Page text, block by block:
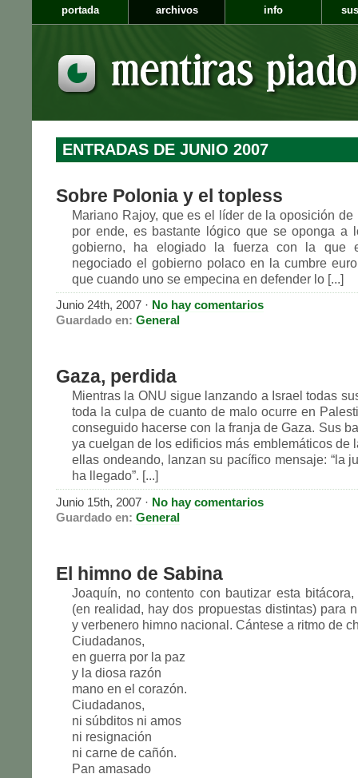
portada archivos info
ENTRADAS DE JUNIO 2007
Sobre Polonia y el topless
Mariano Rajoy, que es el líder de la oposición de
por ende, es bastante lógico que se oponga a
gobierno, ha elogiado la fuerza con la que
negociado el gobierno polaco en la cumbre
que cuando uno se empecina en defender lo [...]
Junio 24th, 2007 · No hay comentarios
Guardado en: General
Gaza, perdida
Mientras la ONU sigue lanzando a Israel todas
toda la culpa de cuanto de malo ocurre en
conseguido hacerse con la franja de Gaza. Sus
ya cuelgan de los edificios más emblemáticos de
ellas ondeando, lanzan su pacífico mensaje: “la
ha llegado”. [...]
Junio 15th, 2007 · No hay comentarios
Guardado en: General
El himno de Sabina
Joaquín, no contento con bautizar esta
(en realidad, hay dos propuestas distintas) para
y verbenero himno nacional. Cántese a ritmo de
Ciudadanos,
en guerra por la paz
y la diosa razón
mano en el corazón.
Ciudadanos,
ni súbditos ni amos
ni resignación
ni carne de cañón.
Pan amasado